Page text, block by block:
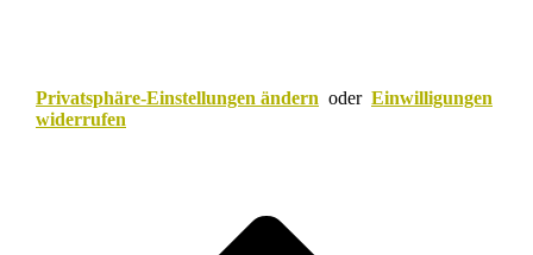
Privatsphäre-Einstellungen ändern oder Einwilligungen
widerrufen